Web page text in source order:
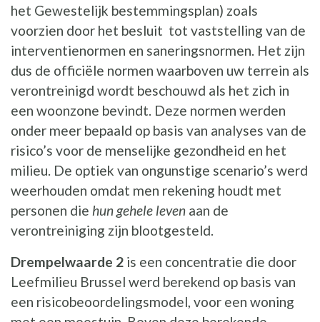
het Gewestelijk bestemmingsplan) zoals
voorzien door het besluit tot vaststelling van de
interventienormen en saneringsnormen. Het zijn
dus de officiële normen waarboven uw terrein als
verontreinigd wordt beschouwd als het zich in
een woonzone bevindt. Deze normen werden
onder meer bepaald op basis van analyses van de
risico’s voor de menselijke gezondheid en het
milieu. De optiek van ongunstige scenario’s werd
weerhouden omdat men rekening houdt met
personen die hun gehele leven aan de
verontreiniging zijn blootgesteld.
Drempelwaarde 2 is een concentratie die door
Leefmilieu Brussel werd berekend op basis van
een risicobeoordelingsmodel, voor een woning